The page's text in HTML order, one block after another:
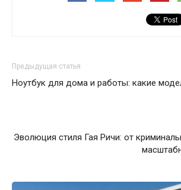
Предыдущая статья
Ноутбук для дома и работы: какие
Эволюция стиля Гая Ричи: от